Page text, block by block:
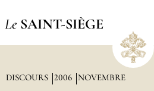
Le SAINT-SIÈGE
DISCOURS 2006 NOVEMBRE